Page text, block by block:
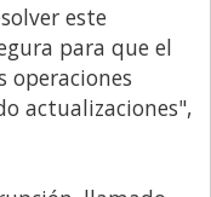
este
para que el
operaciones
actualizaciones",